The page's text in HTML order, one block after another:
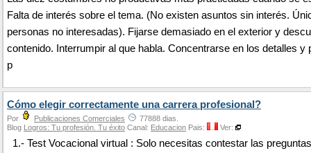
Falta de interés sobre el tema. (No existen asuntos sin interés.
personas no interesadas). Fijarse demasiado en el exterior y
contenido. Interrumpir al que habla. Concentrarse en los detalles y
p
Cómo elegir correctamente una carrera profesional?
Por Publicaciones Comerciales
77888 dias.
Blog Logros: Tu profesión. Tu éxito Canal: Educacion Pais: Ver:
1.- Test Vocacional virtual : Solo necesitas contestar las